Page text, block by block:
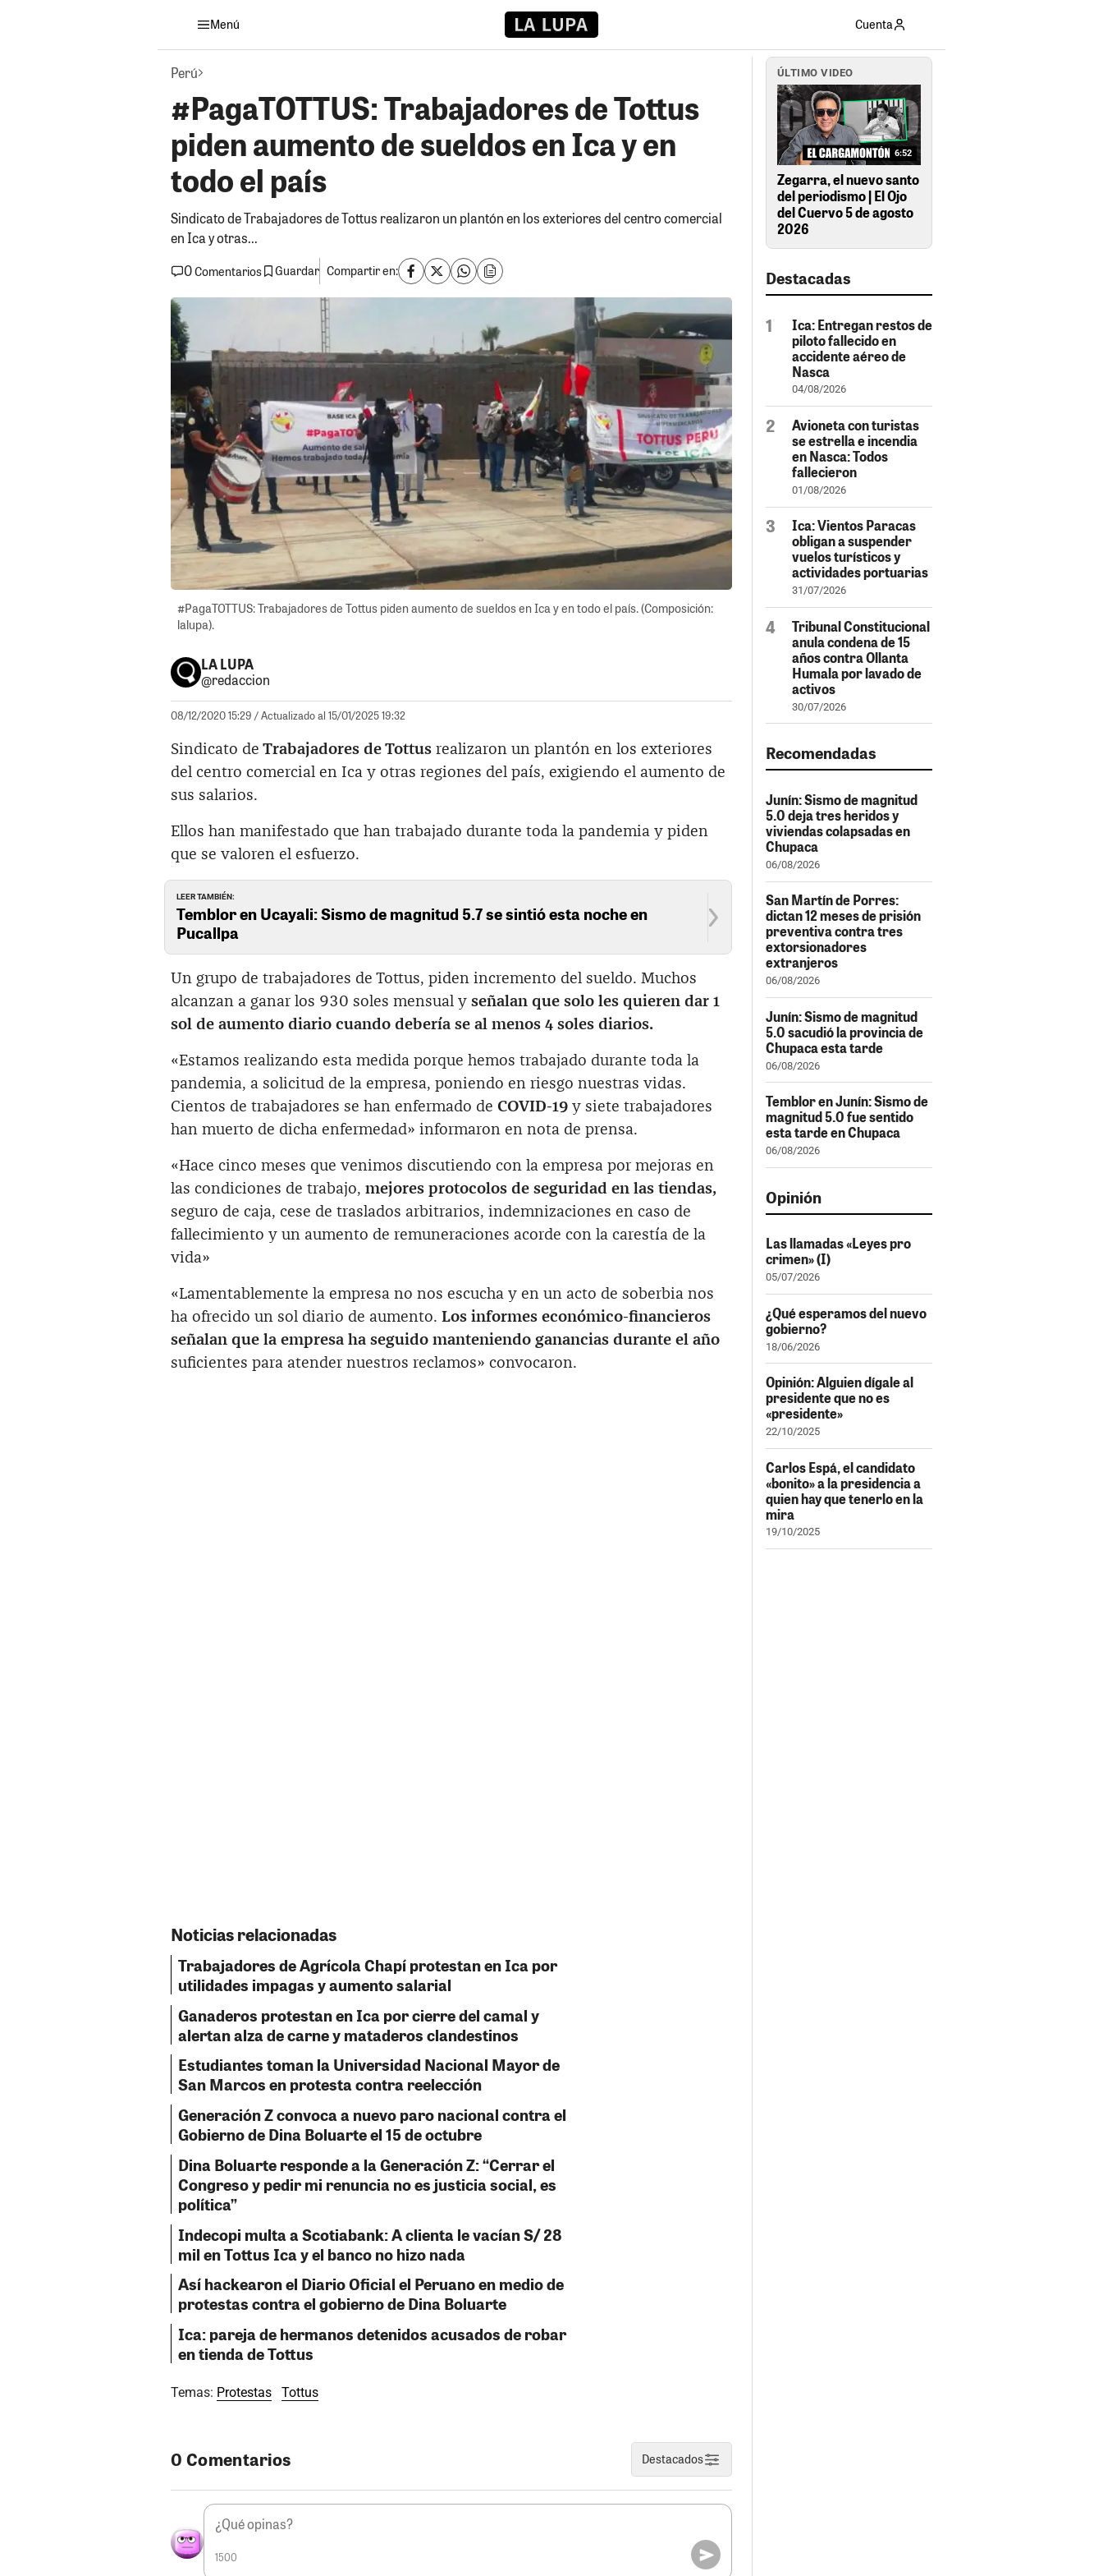
Menú Cuenta
Perú
#PagaTOTTUS: Trabajadores de Tottus
piden aumento de sueldos en Ica y en
todo el país
Sindicato de Trabajadores de Tottus realizaron un plantón en los exteriores del centro comercial
en Ica y otras...
0Comentarios Guardar Compartir en:
#PagaTOTTUS: Trabajadores de Tottus piden aumento de sueldos en Ica y en todo el país. (Composición:
lalupa).
LA LUPA
@redaccion
08/12/2020 15:29 / Actualizado al 15/01/2025 19:32
Sindicato de Trabajadores de Tottus realizaron un plantón en los exteriores
del centro comercial en Ica y otras regiones del país, exigiendo el aumento de
sus salarios.
Ellos han manifestado que han trabajado durante toda la pandemia y piden
que se valoren el esfuerzo.
LEER TAMBIÉN:
Temblor en Ucayali: Sismo de magnitud 5.7 se sintió esta noche en
Pucallpa
Un grupo de trabajadores de Tottus, piden incremento del sueldo. Muchos
alcanzan a ganar los 930 soles mensual y señalan que solo les quieren dar 1
sol de aumento diario cuando debería se al menos 4 soles diarios.
«Estamos realizando esta medida porque hemos trabajado durante toda la
pandemia, a solicitud de la empresa, poniendo en riesgo nuestras vidas.
Cientos de trabajadores se han enfermado de COVID-19 y siete trabajadores
han muerto de dicha enfermedad» informaron en nota de prensa.
«Hace cinco meses que venimos discutiendo con la empresa por mejoras en
las condiciones de trabajo, mejores protocolos de seguridad en las tiendas,
seguro de caja, cese de traslados arbitrarios, indemnizaciones en caso de
fallecimiento y un aumento de remuneraciones acorde con la carestía de la
vida»
«Lamentablemente la empresa no nos escucha y en un acto de soberbia nos
ha ofrecido un sol diario de aumento. Los informes económico-financieros
señalan que la empresa ha seguido manteniendo ganancias durante el año
suficientes para atender nuestros reclamos» convocaron.
Noticias relacionadas
Trabajadores de Agrícola Chapí protestan en Ica por
utilidades impagas y aumento salarial
Ganaderos protestan en Ica por cierre del camal y
alertan alza de carne y mataderos clandestinos
Estudiantes toman la Universidad Nacional Mayor de
San Marcos en protesta contra reelección
Generación Z convoca a nuevo paro nacional contra el
Gobierno de Dina Boluarte el 15 de octubre
Dina Boluarte responde a la Generación Z: “Cerrar el
Congreso y pedir mi renuncia no es justicia social, es
política”
Indecopi multa a Scotiabank: A clienta le vacían S/ 28
mil en Tottus Ica y el banco no hizo nada
Así hackearon el Diario Oficial el Peruano en medio de
protestas contra el gobierno de Dina Boluarte
Ica: pareja de hermanos detenidos acusados de robar
en tienda de Tottus
Temas: Protestas Tottus
0 Comentarios Destacados
1500
ÚLTIMO VIDEO
6:52
Zegarra, el nuevo santo
del periodismo | El Ojo
del Cuervo 5 de agosto
2026
Destacadas
Ica: Entregan restos de
piloto fallecido en
accidente aéreo de
Nasca
04/08/2026
Avioneta con turistas
se estrella e incendia
en Nasca: Todos
fallecieron
01/08/2026
Ica: Vientos Paracas
obligan a suspender
vuelos turísticos y
actividades portuarias
31/07/2026
Tribunal Constitucional
anula condena de 15
años contra Ollanta
Humala por lavado de
activos
30/07/2026
Recomendadas
Junín: Sismo de magnitud
5.0 deja tres heridos y
viviendas colapsadas en
Chupaca
06/08/2026
San Martín de Porres:
dictan 12 meses de prisión
preventiva contra tres
extorsionadores
extranjeros
06/08/2026
Junín: Sismo de magnitud
5.0 sacudió la provincia de
Chupaca esta tarde
06/08/2026
Temblor en Junín: Sismo de
magnitud 5.0 fue sentido
esta tarde en Chupaca
06/08/2026
Opinión
Las llamadas «Leyes pro
crimen» (I)
05/07/2026
¿Qué esperamos del nuevo
gobierno?
18/06/2026
Opinión: Alguien dígale al
presidente que no es
«presidente»
22/10/2025
Carlos Espá, el candidato
«bonito» a la presidencia a
quien hay que tenerlo en la
mira
19/10/2025